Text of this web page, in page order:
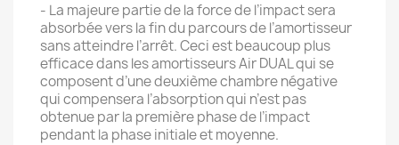
- La majeure partie de la force de l’impact sera
absorbée vers la fin du parcours de l’amortisseur
sans atteindre l’arrêt. Ceci est beaucoup plus
efficace dans les amortisseurs Air DUAL qui se
composent d’une deuxième chambre négative
qui compensera l’absorption qui n’est pas
obtenue par la première phase de l’impact
pendant la phase initiale et moyenne.